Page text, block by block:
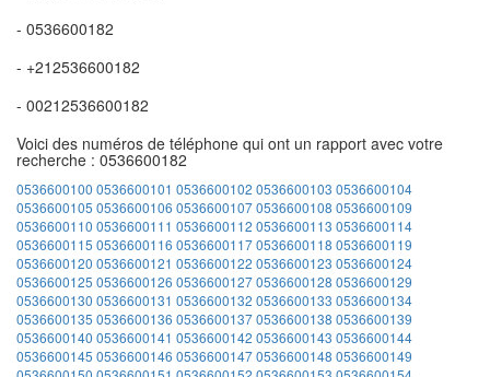
- 0536600182
- +212536600182
- 00212536600182
Voici des numéros de téléphone qui ont un rapport avec votre
recherche : 0536600182
0536600100 0536600101 0536600102 0536600103 0536600104
0536600105 0536600106 05366001070536600108 0536600109
0536600110 0536600111 0536600112 0536600113 0536600114
0536600115 0536600116 05366001170536600118 0536600119
0536600120 0536600121 0536600122 0536600123 0536600124
0536600125 0536600126 05366001270536600128 0536600129
0536600130 0536600131 0536600132 0536600133 0536600134
0536600135 0536600136 05366001370536600138 0536600139
0536600140 0536600141 0536600142 0536600143 0536600144
0536600145 0536600146 05366001470536600148 0536600149